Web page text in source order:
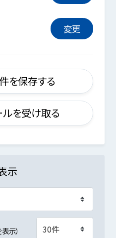
変更
を保存する
を受け取る
示
示）